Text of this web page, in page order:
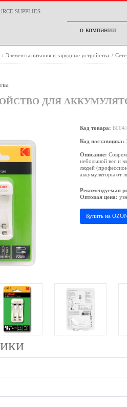
о компании
/ Элементы питания и зарядные устройства /
ДЛЯ
Код товара:
Код поставщика:
Описание:
небольшой вес и
людей
аккумуляторы от
Рекомендуемая
Оптовая цена:
Купить на